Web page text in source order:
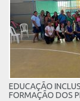
EDUCAÇÃO
FORMAÇÃO DOS